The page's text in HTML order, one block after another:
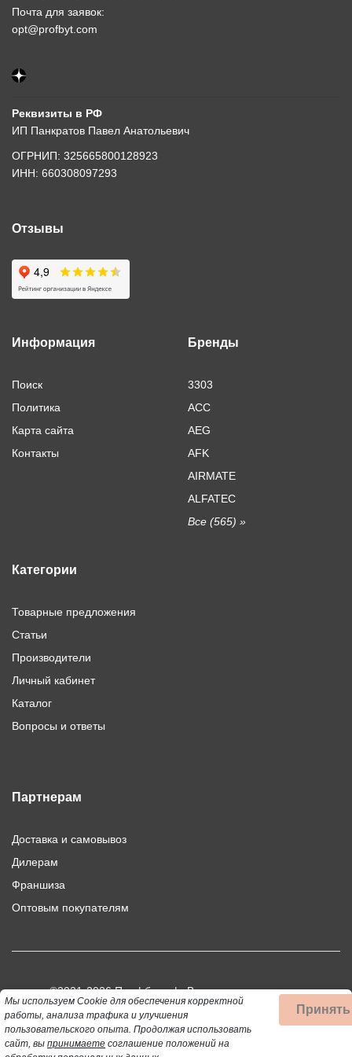
Почта для заявок:
opt@profbyt.com
Реквизиты в РФ
ИП Панкратов Павел Анатольевич
ОГРНИП: 325665800128923
ИНН: 660308097293
Отзывы
Информация
Поиск
Политика
Карта сайта
Контакты
Бренды
3303
ACC
AEG
AFK
AIRMATE
ALFATEC
Все (565) »
Категории
Товарные предложения
Статьи
Производители
Личный кабинет
Каталог
Вопросы и ответы
Партнерам
Доставка и самовывоз
Дилерам
Франшиза
Оптовым покупателям
©2021-2026 Профбыт.рф. Все права защищены.
Использование материалов сайта допускается только при
публикации активной ссылки на цитируемый материал.
Мы используем Cookie для обеспечения корректной
работы, анализа трафика и улучшения
пользовательского опыта. Продолжая использовать
сайт, вы принимаете соглашение положений на
Принять